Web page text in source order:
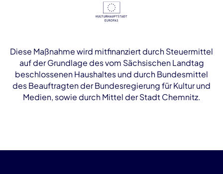
Diese Maßnahme wird mitfinanziert durch Steuermittel
auf der Grundlage des vom Sächsischen Landtag
beschlossenen Haushaltes und durch Bundesmittel
des Beauftragten der Bundesregierung für Kultur und
Medien, sowie durch Mittel der Stadt Chemnitz.